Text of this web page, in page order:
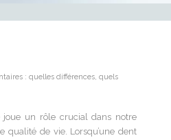
: quelles différences, quels
joue un rôle crucial dans notre
qualité de vie. Lorsqu’une dent